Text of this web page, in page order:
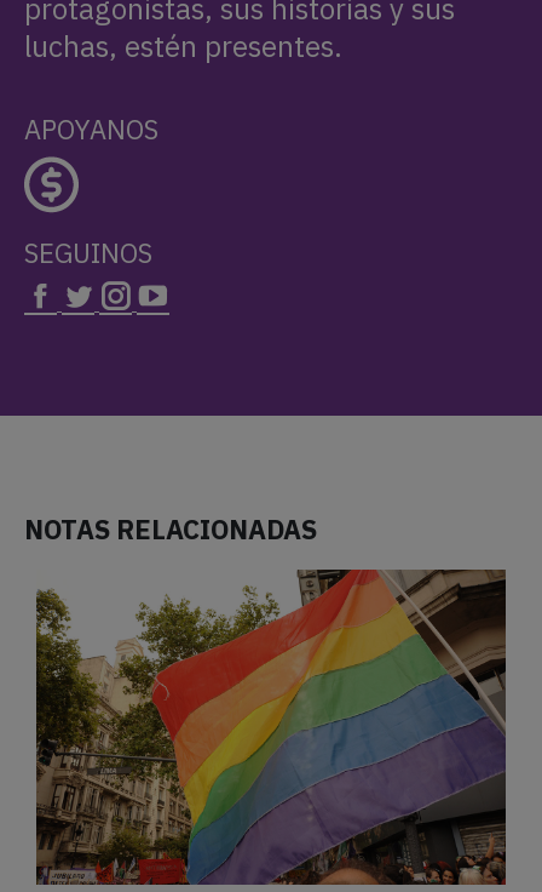
protagonistas, sus historias y sus
luchas, estén presentes.
APOYANOS
SEGUINOS
NOTAS RELACIONADAS